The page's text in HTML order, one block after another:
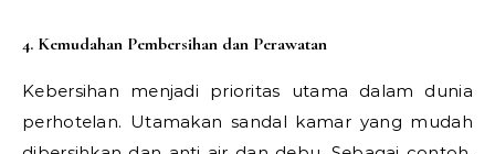
4. Kemudahan Pembersihan dan Perawatan
Kebersihan menjadi prioritas utama dalam dunia
perhotelan. Utamakan sandal kamar yang mudah